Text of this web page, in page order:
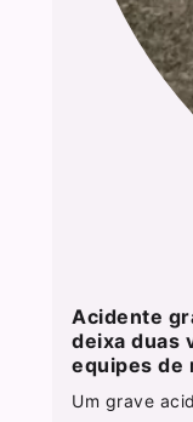
Acidente
deixa duas
equipes de
Um grave